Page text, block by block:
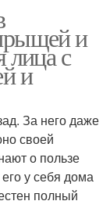
и
лица с
и
За него даже
своей
о пользе
у себя дома
полный